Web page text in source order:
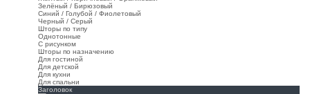
Зелёный / Бирюзовый
Синий / Голубой / Фиолетовый
Черный / Серый
Шторы по типу
Однотонные
С рисунком
Шторы по назначению
Для гостиной
Для детской
Для кухни
Для спальни
Заголовок